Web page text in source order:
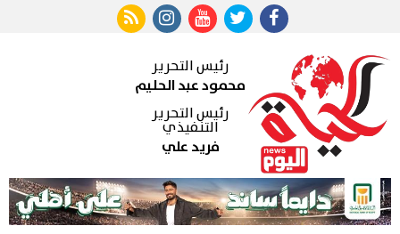
رئيس التحرير
محمود عبد الحليم
رئيس التحرير
التنفيذي
فريد علي